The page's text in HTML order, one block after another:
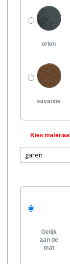
orion
savanne
Kies
Gelijk
aan de
mat